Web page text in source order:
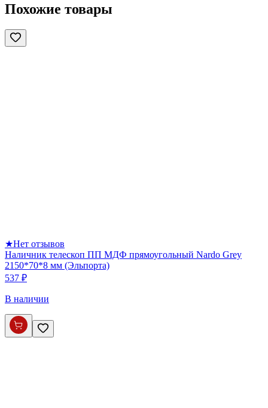
Похожие товары
★Нет отзывов
Наличник телескоп ПП МДФ прямоугольный Nardo Grey
2150*70*8 мм (Эльпорта)
537 ₽
В наличии